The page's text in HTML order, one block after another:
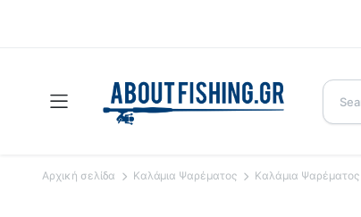
Αρχική σελίδα Καλάμια Ψαρέματος Καλάμια Ψαρέματος